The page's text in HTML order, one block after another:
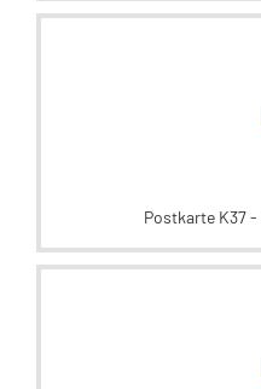
Postkarte K37